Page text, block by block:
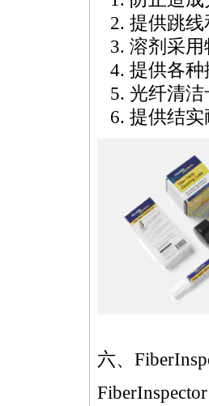
提供跳
溶剂采
提供各
光纤清
提供结
六、